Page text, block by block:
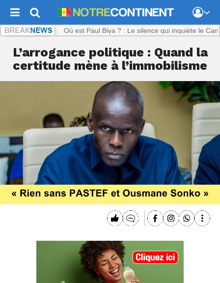
: Où est Paul Biya ? : Le silence qui inquiète le Cameroun
L’arrogance politique : Quand la
certitude mène à l’immobilisme